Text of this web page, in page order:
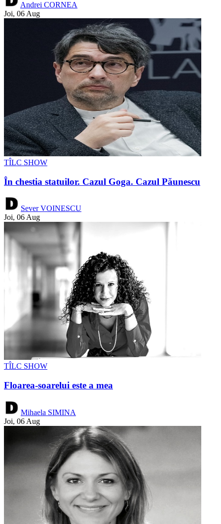
Andrei CORNEA
Joi, 06 Aug
TÎLC SHOW
În chestia statuilor. Cazul Goga. Cazul Păunescu
Sever VOINESCU
Joi, 06 Aug
TÎLC SHOW
Floarea-soarelui este a mea
Mihaela SIMINA
Joi, 06 Aug